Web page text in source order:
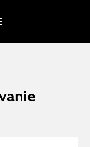
Humanet